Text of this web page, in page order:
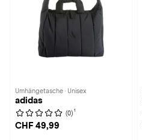
Umhängetasche · Unisex
adidas
(0) 1
CHF 49,99